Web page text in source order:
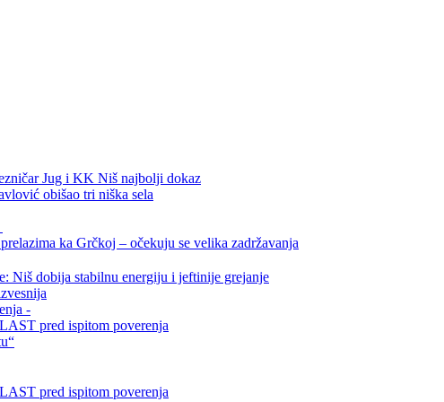
Jug i KK Niš najbolji dokaz
obišao tri niška sela
ka Grčkoj – očekuju se velika zadržavanja
Niš dobija stabilnu energiju i jeftinije grejanje
-
pred ispitom poverenja
pred ispitom poverenja